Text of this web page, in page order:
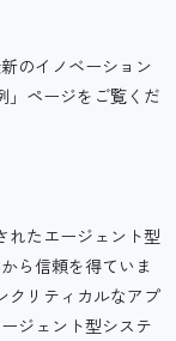
のイノベーション
」ページをご覧くだ
れたエージェント型
ら信頼を得ていま
クリティカルなアプ
ジェント型システ